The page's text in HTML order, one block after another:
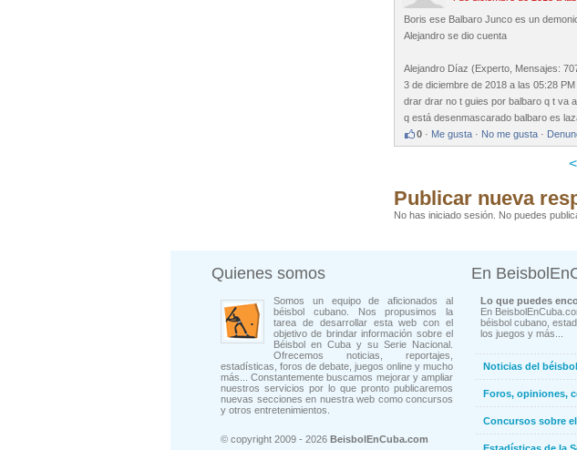
Boris ese Balbaro Junco es un
Alejandro se dio cuenta
Alejandro Díaz (Experto, Mensajes:
3 de diciembre de 2018 a las 05:28
drar drar no t guies por balbaro q t va
q está desenmascarado balbaro es
0 · Me gusta · No me gusta ·
Publicar nueva
No has iniciado sesión. No puedes
Quienes somos
Somos un equipo de aficionados al
béisbol cubano. Nos propusimos la
tarea de desarrollar esta web con el
objetivo de brindar información sobre el
Béisbol en Cuba y su Serie Nacional.
Ofrecemos noticias, reportajes,
estadísticas, foros de debate, juegos online y mucho
más... Constantemente buscamos mejorar y ampliar
nuestros servicios por lo que pronto publicaremos
nuevas secciones en nuestra web como concursos
y otros entretenimientos.
© copyright 2009 - 2026 BeisbolEnCuba.com
En
Lo que puedes
En
béisbol cubano,
los juegos y más...
Noticias del
Foros, opiniones,
Concursos sobre